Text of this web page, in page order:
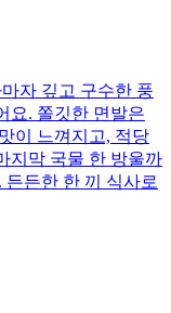
자 깊고 구수한 풍
요. 쫄깃한 면발은
이 느껴지고, 적당
지막 국물 한 방울까
든한 한 끼 식사로